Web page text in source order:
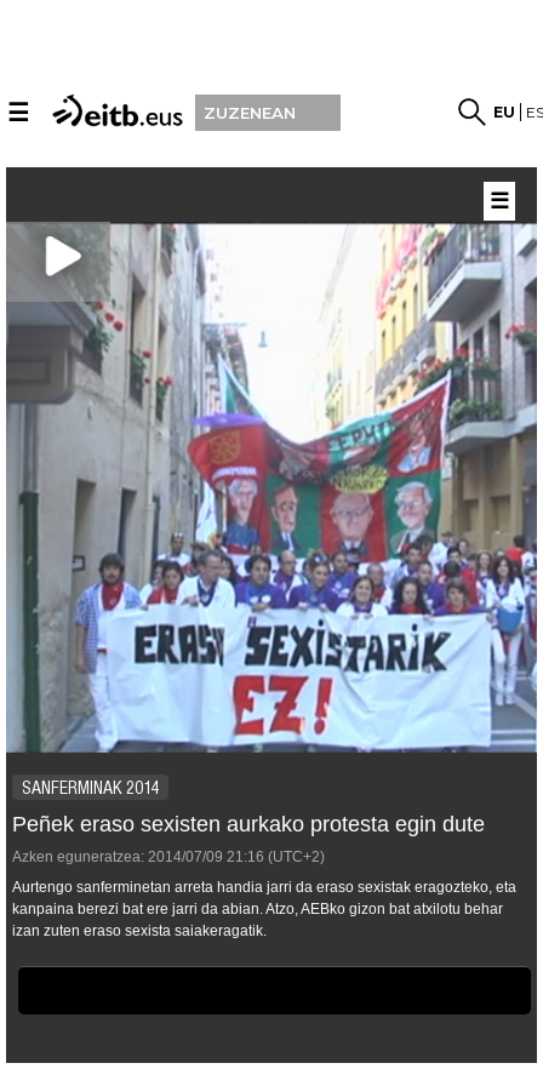
☰ ZUZENEAN EU
SANFERMINAK 2014
Peñek eraso sexisten aurkako protesta egin dute
Azken eguneratzea: 2014/07/09 21:16 (UTC+2)
Aurtengo sanferminetan arreta handia jarri da eraso sexistak eragozteko, eta
kanpaina berezi bat ere jarri da abian. Atzo, AEBko gizon bat atxilotu behar
izan zuten eraso sexista saiakeragatik.
☰